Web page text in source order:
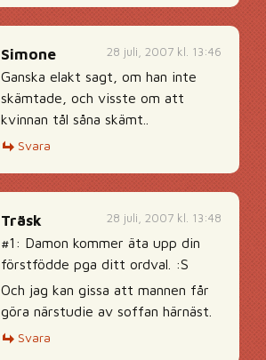
28 juli, 2007 kl. 13:46
Simone
Ganska elakt sagt, om han inte
skämtade, och visste om att
kvinnan tål såna skämt..
Svara
28 juli, 2007 kl. 13:48
Träsk
#1: Damon kommer äta upp din
förstfödde pga ditt ordval. :S
Och jag kan gissa att mannen får
göra närstudie av soffan härnäst.
Svara